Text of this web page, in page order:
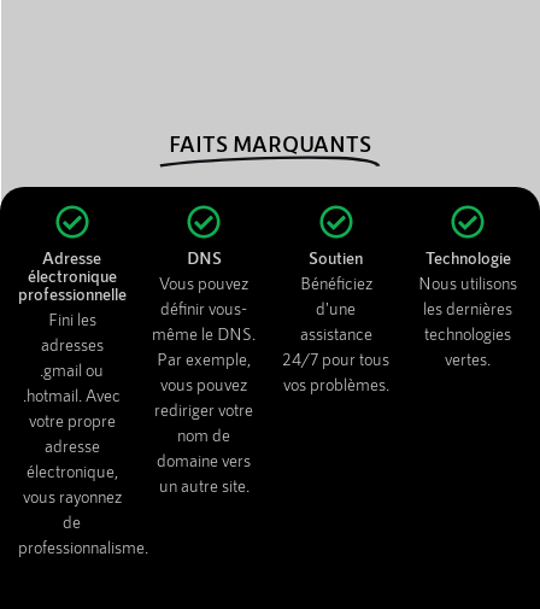
Adresse
électronique
professionnelle
Fini les
adresses
.gmail ou
.hotmail. Avec
votre propre
adresse
électronique,
vous rayonnez
de
professionnalisme.
DNS
Vous pouvez
définir vous-
même le DNS.
Par exemple,
vous pouvez
rediriger votre
nom de
domaine vers
un autre site.
Soutien
Bénéficiez
d'une
assistance
24/7 pour tous
vos problèmes.
Technologie
Nous utilisons
les dernières
technologies
vertes.
FAITS MARQUANTS